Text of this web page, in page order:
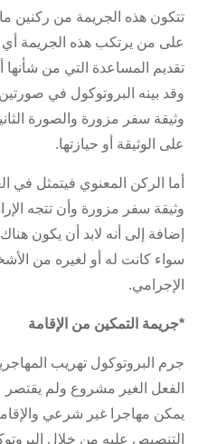
تتكون هذه الجريمة من ركنين
على من يرتكب هذه الجريمة
تقديم المساعدة التي من
وقد بينه البروتوكول في
وثيقة سفر مزورة والصورة
على الوثيقة أو حيازتها.
أما الركن المعنوي فيتمثل
وثيقة سفر مزورة وأن تتجه
إضافة إلى أنه لابد أن يكون
سواء كانت له أو لغيره من
الإجرامي.
*جريمة التمكين من الإقامة
جرم البروتوكول تهريب
الفعل الغير مشروع ولم
يمكن مهاجرا غير شرعي